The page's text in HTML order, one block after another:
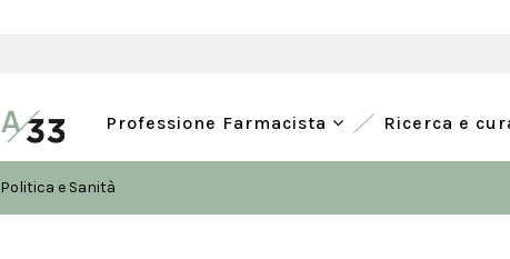
Professione Farmacista Ricerca e
Politica e Sanità